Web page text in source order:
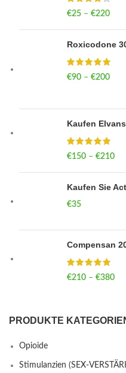
€25 – €220
Roxicodone
€90 – €200
Kaufen
€150 – €210
Kaufen Sie
€35
Compensan
€210 – €380
PRODUKTE
Opioide
Stimulanzien (SEX-